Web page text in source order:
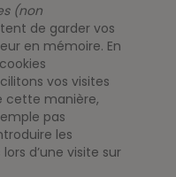
(non
de garder vos
en mémoire. En
vos visites
cette manière,
pas
les
d’une visite sur